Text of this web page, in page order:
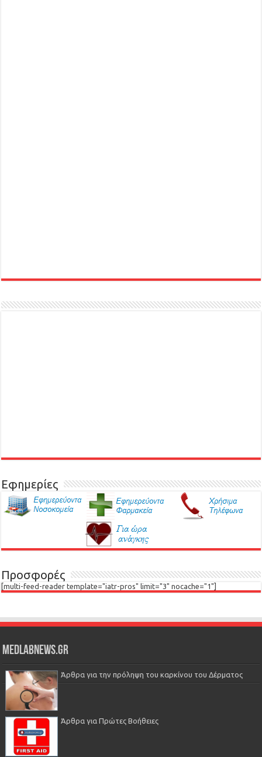
Εφημερίες
Προσφορές
[multi-feed-reader template="iatr-pros" limit="3" nocache="1"]
Medlabnews.gr
Άρθρα για την πρόληψη του καρκίνου του Δέρματος
Άρθρα για Πρώτες Βοήθειες